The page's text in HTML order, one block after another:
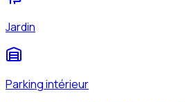
Jardin
Parking intérieur